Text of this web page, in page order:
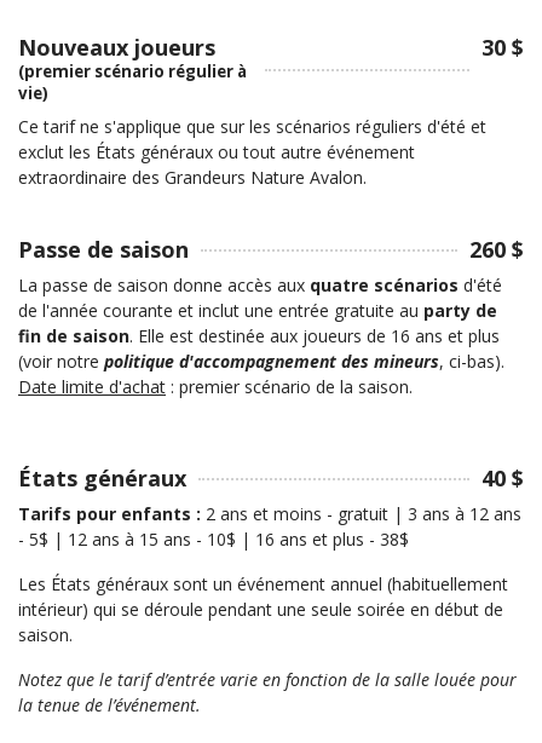
Nouveaux joueurs
(premier scénario régulier à
vie)
30 $
Ce tarif ne s'applique que sur les scénarios réguliers d'été et
exclut les États généraux ou tout autre événement
extraordinaire des Grandeurs Nature Avalon.
Passe de saison 260 $
La passe de saison donne accès aux quatre scénarios d'été
de l'année courante et inclut une entrée gratuite au party de
fin de saison. Elle est destinée aux joueurs de 16 ans et plus
(voir notre politique d'accompagnement des mineurs, ci-bas).
Date limite d'achat : premier scénario de la saison.
États généraux 40 $
Tarifs pour enfants : 2 ans et moins - gratuit | 3 ans à 12 ans
- 5$ | 12 ans à 15 ans - 10$ | 16 ans et plus - 38$
Les États généraux sont un événement annuel (habituellement
intérieur) qui se déroule pendant une seule soirée en début de
saison.
Notez que le tarif d’entrée varie en fonction de la salle louée pour
la tenue de l’événement.